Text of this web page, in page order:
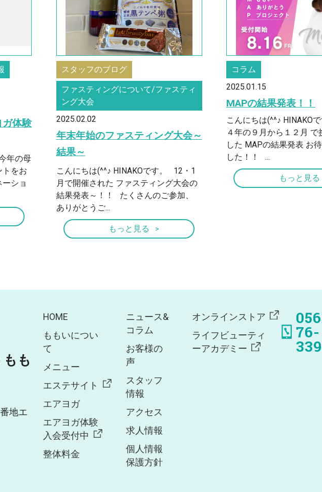
体験
年の母
トをお
ショ
スタッフのブログ
ファスティングについて/ファスティ
ング大会
2025.02.02
年末年始のファスティング大会～
結果～
こんにちは(^^♪ HINAKOです。 12・1
月で開催された ファスティング大会の
結果発表～！！ たくさんのご参加、
ありがとうご...
もっと見る
コラム
2025.01.15
MAPの結果発表！！
こんにちは(^^♪ HINAKO
４年の９月から１２月 で
した MAPの結果発表 お
した！！ ...
もっと見る
も
地エ
HOME
ももいについ
て
メニュー
エステサイト
エアヨガ
エアヨガ体験
入会受付中
整体料金
ニュース&
コラム
お客様の
声
スタッフ
情報
アクセス
求人情報
個人情報
保護方針
オンラインストア
ライフビューティ
ーアカデミー
76-